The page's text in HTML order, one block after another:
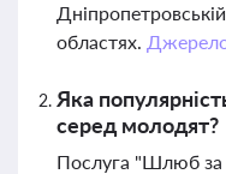
областях.
Яка
серед молодят?
Послуга "Шлюб за